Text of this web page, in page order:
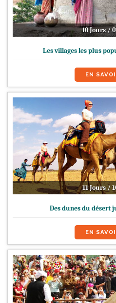
10 Jours /
Les villages les plus
EN
11 Jours /
Des dunes du désert
EN